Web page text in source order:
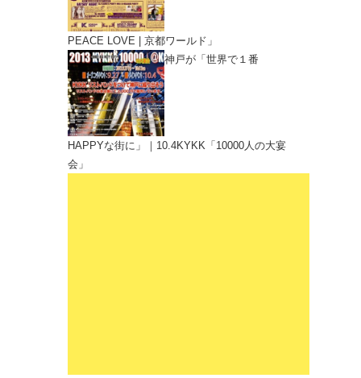
PEACE LOVE | 京都ワールド」
神戸が「世界で１番
HAPPYな街に」｜10.4KYKK「10000人の大宴
会」